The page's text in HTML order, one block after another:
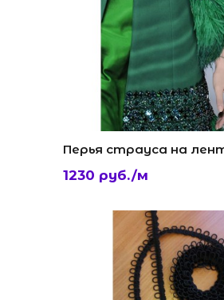
Перья страуса на
1230 руб./м